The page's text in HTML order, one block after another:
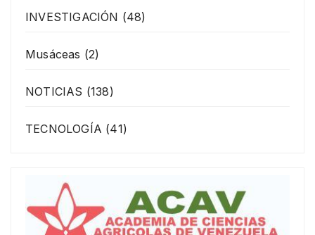
INVESTIGACIÓN (48)
Musáceas (2)
NOTICIAS (138)
TECNOLOGÍA (41)